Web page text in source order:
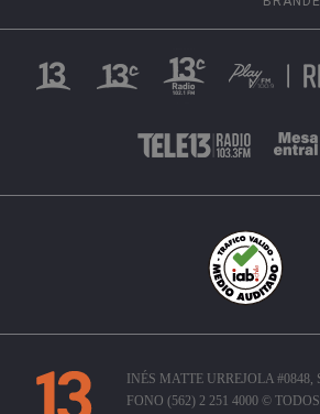
INÉS MATTE URREJOLA
FONO (562) 2 251 4000 ©